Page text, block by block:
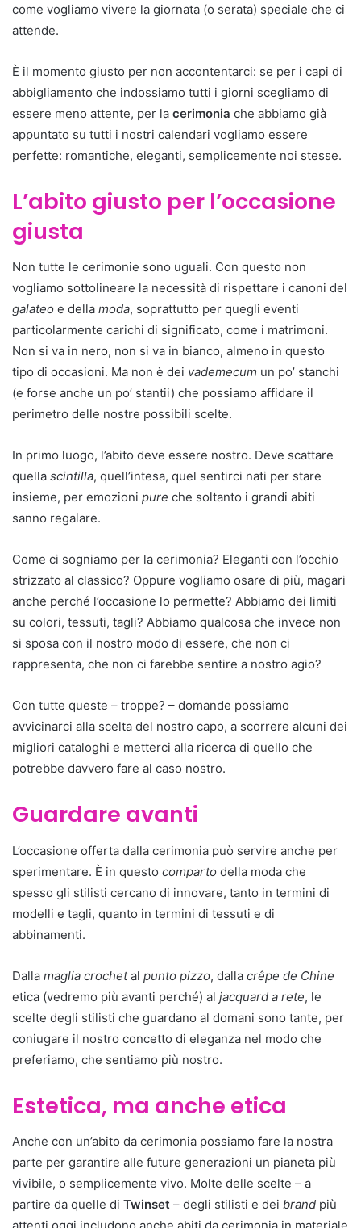
come vogliamo vivere la giornata (o serata) speciale che ci
attende.
È il momento giusto per non accontentarci: se per i capi di
abbigliamento che indossiamo tutti i giorni scegliamo di
essere meno attente, per la cerimonia che abbiamo già
appuntato su tutti i nostri calendari vogliamo essere
perfette: romantiche, eleganti, semplicemente noi stesse.
L’abito giusto per l’occasione
giusta
Non tutte le cerimonie sono uguali. Con questo non
vogliamo sottolineare la necessità di rispettare i canoni del
galateo e della moda, soprattutto per quegli eventi
particolarmente carichi di significato, come i matrimoni.
Non si va in nero, non si va in bianco, almeno in questo
tipo di occasioni. Ma non è dei vademecum un po’ stanchi
(e forse anche un po’ stantii) che possiamo affidare il
perimetro delle nostre possibili scelte.
In primo luogo, l’abito deve essere nostro. Deve scattare
quella scintilla, quell’intesa, quel sentirci nati per stare
insieme, per emozioni pure che soltanto i grandi abiti
sanno regalare.
Come ci sogniamo per la cerimonia? Eleganti con l’occhio
strizzato al classico? Oppure vogliamo osare di più, magari
anche perché l’occasione lo permette? Abbiamo dei limiti
su colori, tessuti, tagli? Abbiamo qualcosa che invece non
si sposa con il nostro modo di essere, che non ci
rappresenta, che non ci farebbe sentire a nostro agio?
Con tutte queste – troppe? – domande possiamo
avvicinarci alla scelta del nostro capo, a scorrere alcuni dei
migliori cataloghi e metterci alla ricerca di quello che
potrebbe davvero fare al caso nostro.
Guardare avanti
L’occasione offerta dalla cerimonia può servire anche per
sperimentare. È in questo comparto della moda che
spesso gli stilisti cercano di innovare, tanto in termini di
modelli e tagli, quanto in termini di tessuti e di
abbinamenti.
Dalla maglia crochetal punto pizzo, dalla crêpe de Chine
etica (vedremo più avanti perché) al jacquard a rete, le
scelte degli stilisti che guardano al domani sono tante, per
coniugare il nostro concetto di eleganza nel modo che
preferiamo, che sentiamo più nostro.
Estetica, ma anche etica
Anche con un’abito da cerimonia possiamo fare la nostra
parte per garantire alle future generazioni un pianeta più
vivibile, o semplicemente vivo. Molte delle scelte – a
partire da quelle di Twinset – degli stilisti e dei brand più